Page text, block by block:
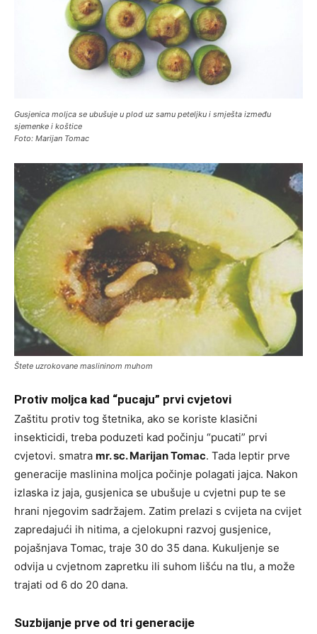
Gusjenica moljca se ubušuje u plod uz samu peteljku i smješta između
sjemenke i koštice
Foto: Marijan Tomac
Štete uzrokovane maslininom muhom
Protiv moljca kad “pucaju” prvi cvjetovi
Zaštitu protiv tog štetnika, ako se koriste klasični
insekticidi, treba poduzeti kad počinju “pucati” prvi
cvjetovi. smatra mr. sc. Marijan Tomac. Tada leptir prve
generacije maslinina moljca počinje polagati jajca. Nakon
izlaska iz jaja, gusjenica se ubušuje u cvjetni pup te se
hrani njegovim sadržajem. Zatim prelazi s cvijeta na cvijet
zapredajući ih nitima, a cjelokupni razvoj gusjenice,
pojašnjava Tomac, traje 30 do 35 dana. Kukuljenje se
odvija u cvjetnom zapretku ili suhom lišću na tlu, a može
trajati od 6 do 20 dana.
Suzbijanje prve od tri generacije